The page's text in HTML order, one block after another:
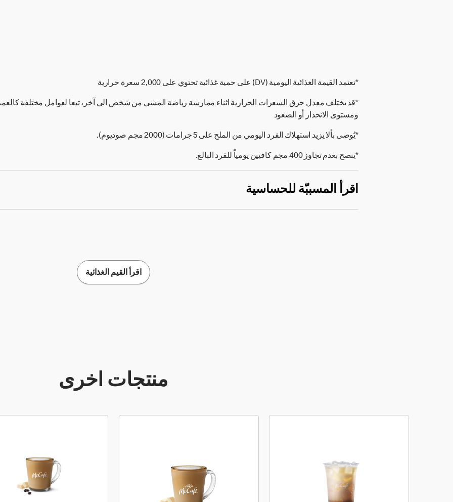
*تعتمد القيمة الغذائية اليومية (DV) على حمية غذائية تحتوي على 2,000 سعرة حرارية
*قد يختلف معدل حرق السعرات الحرارية اثناء ممارسة رياضة المشي من شخص الى آخر، تبعا لعوامل مختلفة
ومستوى الانحدار أو الصعود
*يُوصى بألا يزيد استهلاك الفرد اليومي من الملح على 5 جرامات (2000 مجم صوديوم).
*ينصح بعدم تجاوز 400 مجم كافيين يومياً للفرد البالغ.
اقرأ المسببّة للحساسية
اقرأ القيم الغذائية
منتجات اخرى